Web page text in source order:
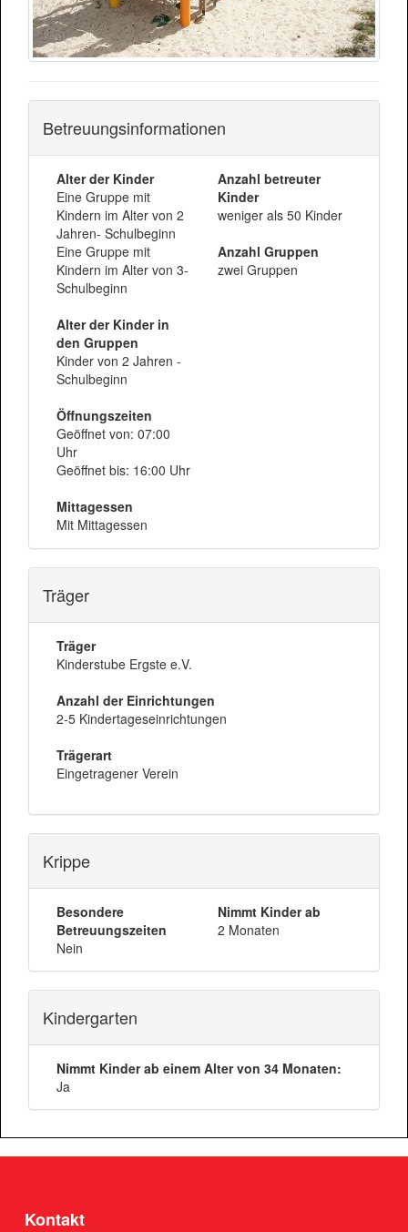
Betreuungsinformationen
Alter der Kinder
Eine Gruppe mit
Kindern im Alter von 2
Jahren- Schulbeginn
Eine Gruppe mit
Kindern im Alter von 3-
Schulbeginn
Alter der Kinder in
den Gruppen
Kinder von 2 Jahren -
Schulbeginn
Anzahl betreuter
Kinder
weniger als 50 Kinder
Anzahl Gruppen
zwei Gruppen
Öffnungszeiten
Geöffnet von: 07:00
Uhr
Geöffnet bis: 16:00 Uhr
Mittagessen
Mit Mittagessen
Träger
Träger
Kinderstube Ergste e.V.
Anzahl der Einrichtungen
2-5 Kindertageseinrichtungen
Trägerart
Eingetragener Verein
Krippe
Besondere
Betreuungszeiten
Nein
Nimmt Kinder ab
2 Monaten
Kindergarten
Nimmt Kinder ab einem Alter von 34 Monaten:
Ja
Kontakt